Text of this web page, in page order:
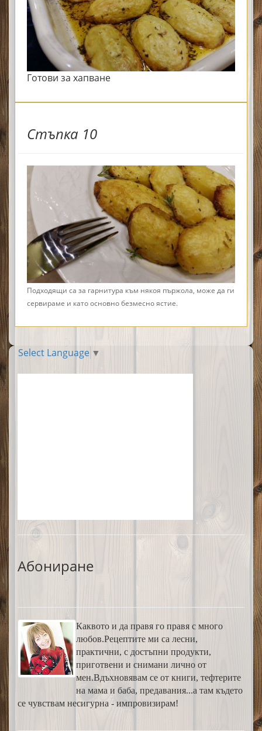
Готови за хапване
Стъпка 10
Подходящи са за гарнитура към някоя пържола, може да ги
сервираме и като основно безмесно ястие.
Select Language ▼
Абониране
Каквото и да правя го правя с много
любов.Рецептите ми са лесни,
практични, с достъпни продукти,
приготвени и снимани лично от
мен.Вдъхновявам се от книги, тефтерите
на мама и баба, предавания...а там където
се чувствам несигурна - импровизирам!